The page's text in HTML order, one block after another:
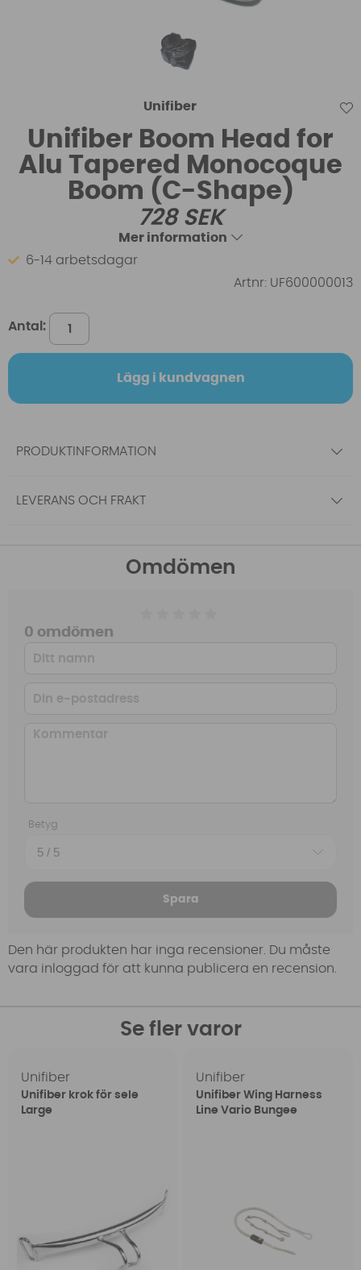
Unifiber
Unifiber Boom Head for
Alu Tapered Monocoque
Boom (C-Shape)
728SEK
Mer information
6-14 arbetsdagar
Artnr: UF600000013
Antal:
Lägg i kundvagnen
PRODUKTINFORMATION
LEVERANS OCH FRAKT
Omdömen
0 omdömen
Betyg
Spara
Den här produkten har inga recensioner. Du måste
vara inloggad för att kunna publicera en recension.
Se fler varor
Unifiber
Unifiber krok för sele
Large
Unifiber
Unifiber Wing Harness
Line Vario Bungee